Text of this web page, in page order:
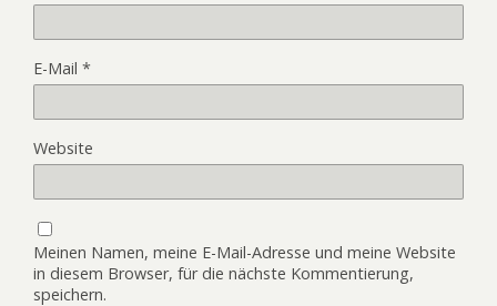
E-Mail *
Website
Meinen Namen, meine E-Mail-Adresse und meine Website
in diesem Browser, für die nächste Kommentierung,
speichern.